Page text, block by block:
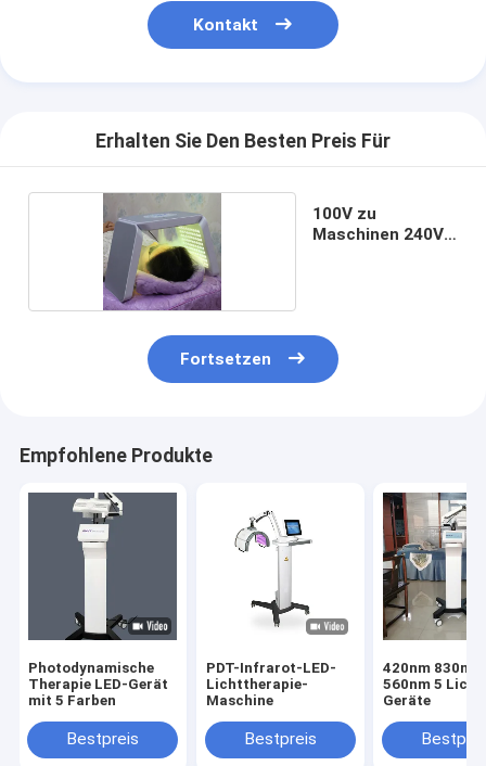
Kontakt
Erhalten Sie Den Besten Preis Für
100V zu
Maschinen 240V
Fortsetzen
Empfohlene Produkte
Photodynamische
Therapie LED-Gerät
mit 5 Farben
Bestpreis
PDT-Infrarot-LED-
Lichttherapie-
Maschine
Bestpreis
420nm 830nm
560nm 5 Licht
Geräte